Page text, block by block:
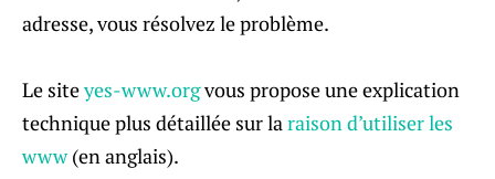
adresse, vous résolvez le problème.
Le siteyes-www.orgvous propose une explication
technique plus détaillée sur la raison d’utiliser les
www(en anglais).